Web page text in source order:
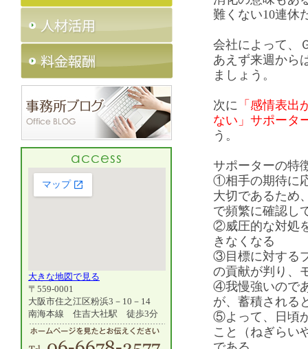
難くない10連休
会社によって、
あえず来週から
ましょう。
次に 「感情表出
ない」サポータ
う。
サポーターの特
①相手の期待に
大切であるため
で頻繁に確認し
②威圧的な対処
きなくなる
③目標に対する
の貢献が判り、
④我慢強いので
が、蓄積される
⑤よって、日頃
こと（ねぎらい
大きな地図で見る
〒559-0001
大阪市住之江区粉浜3－10－14
南海本線 住吉大社駅 徒歩3分